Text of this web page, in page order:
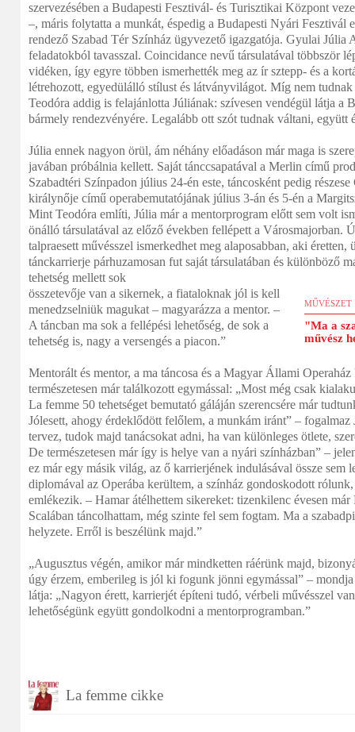
szervezésében a Budapesti Fesztivál- és Turisztikai Központ
–, máris folytatta a munkát, éspedig a Budapesti Nyári Fesztivál
rendező Szabad Tér Színház ügyvezető igazgatója. Gyulai Júlia
feladatokból tavasszal. Coincidance nevű társulatával többször
vidéken, így egyre többen ismerhették meg az ír sztepp- és a
létrehozott, egyedülálló stílust és látványvilágot. Míg nem
Teodóra addig is felajánlotta Júliának: szívesen vendégül látja a
bármely rendezvényére. Legalább ott szót tudnak váltani, együtt
Júlia ennek nagyon örül, ám néhány előadáson már maga is
javában próbálnia kellett. Saját tánccsapatával a Merlin című
Szabadtéri Színpadon július 24-én este, táncosként pedig
királynője című operabemutatójának július 3-án és 5-én a
Mint Teodóra említi, Júlia már a mentorprogram előtt sem volt
önálló társulatával az előző években fellépett a Városmajorban.
talpraesett művésszel ismerkedhet meg alaposabban, aki éretten,
tánckarrierje párhuzamosan fut saját társulatában és különböző
tehetség mellett sok
MŰVÉSZET
"Ma a
művész
összetevője van a sikernek, a fiataloknak jól is kell
menedzselniük magukat – magyarázza a mentor. –
A táncban ma sok a fellépési lehetőség, de sok a
tehetség is, nagy a versengés a piacon.”
Mentorált és mentor, a ma táncosa és a Magyar Állami
természetesen már találkozott egymással: „Most még csak
La femme 50 tehetséget bemutató gáláján szerencsére már
Jólesett, ahogy érdeklődött felőlem, a munkám iránt” –
tervez, tudok majd tanácsokat adni, ha van különleges ötlete,
De természetesen már így is helye van a nyári színházban” –
ez már egy másik világ, az ő karrierjének indulásával össze sem
diplomával az Operába kerültem, a színház gondoskodott
emlékezik. – Hamar átélhettem sikereket: tizenkilenc évesen
Scalában táncolhattam, még szinte fel sem fogtam. Ma a
helyzete. Erről is beszélünk majd.”
„Augusztus végén, amikor már mindketten ráérünk majd,
úgy érzem, emberileg is jól ki fogunk jönni egymással” –
látja: „Nagyon érett, karrierjét építeni tudó, vérbeli művésszel
lehetőségünk együtt gondolkodni a mentorprogramban.”
La femme cikke